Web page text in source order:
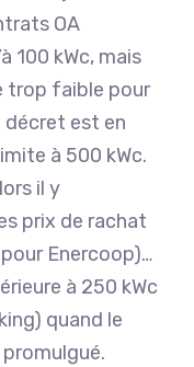
OA
100 kWc, mais
trop faible pour
décret est en
à 500 kWc.
il y
prix de rachat
Enercoop)…
à 250 kWc
quand le
promulgué.